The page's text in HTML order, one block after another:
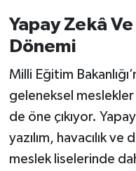
Yapay Zekâ
Dönemi
Milli Eğitim
geleneksel
de öne çıkıyor.
yazılım, havacılık
meslek liselerinde